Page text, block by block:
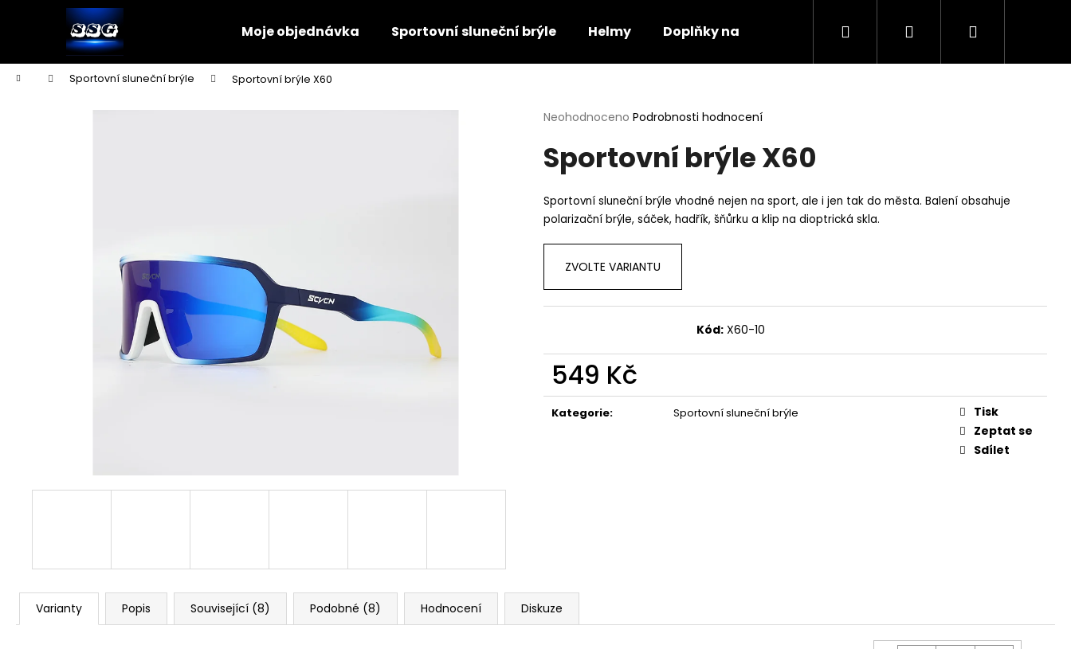
Moje objednávka Sportovní sluneční brýle Helmy Doplňky na kolo Obchodní podmínky Kontakty
Hledat PřihlášeníNákupní
Domů Sportovní sluneční brýle Sportovní brýle X60
Průměrné
produktu
je
5
hvězdiček.
Neohodnoceno Podrobnosti hodnocení
Sportovní brýle X60
Sportovní sluneční brýle vhodné nejen na sport, ale i jen tak do města. Balení obsahuje
polarizační brýle, sáček, hadřík, šňůrku a klip na dioptrická skla.
ZVOLTE VARIANTU
Kód: X60-10
549 Kč
Měrná
cena:
Kategorie: Sportovní sluneční brýle
Tisk
Zeptat se
Sdílet
Varianty Popis Související (8) Podobné (8) Hodnocení Diskuze
í
Zpět
do
obchodu
Zpět
do
obchodu
HLEDAT